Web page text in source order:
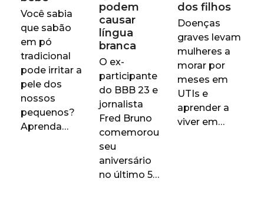
Você sabia
que sabão
em pó
tradicional
pode irritar a
pele dos
nossos
pequenos?
Aprenda…
podem
causar
língua
branca
O ex-
participante
do BBB 23 e
jornalista
Fred Bruno
comemorou
seu
aniversário
no último 5…
dos filhos
Doenças
graves levam
mulheres a
morar por
meses em
UTIs e
aprender a
viver em…